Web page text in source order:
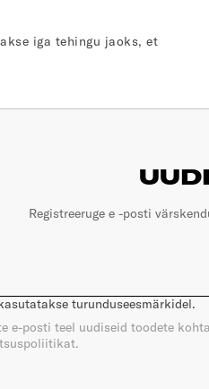
iga tehingu jaoks, et
Registreeruge e -posti
turunduseesmärkidel.
e-posti teel uudiseid toodete